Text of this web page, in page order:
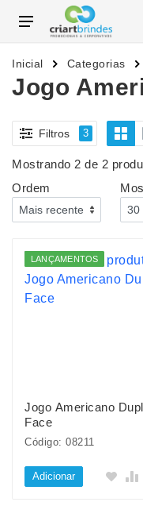
Inicial Categorias
Jogo
Filtros 3
Mostrando 2 de 2
Ordem
LANÇAMENTOS
Jogo Americano
Face
Código: 08211
Adicionar